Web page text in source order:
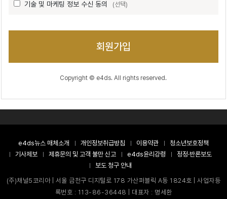
기술 및 마케팅 정보 수신 동의 (선택)
회원가입
Copyright © e4ds. All rights reserved.
e4ds뉴스 매체소개 개인정보취급방침 이용약관
청소년보호정책
기사제보
제휴문의 및 고객 불만 신고 e4ds윤리강령
정정·반론보도
보도 청구 안내
(주)채널5코리아 | 서울 금천구 디지털로 178 가산퍼블릭 A동 1824호 | 사업자등
록번호 : 113-86-36448 | 대표자 : 명세환